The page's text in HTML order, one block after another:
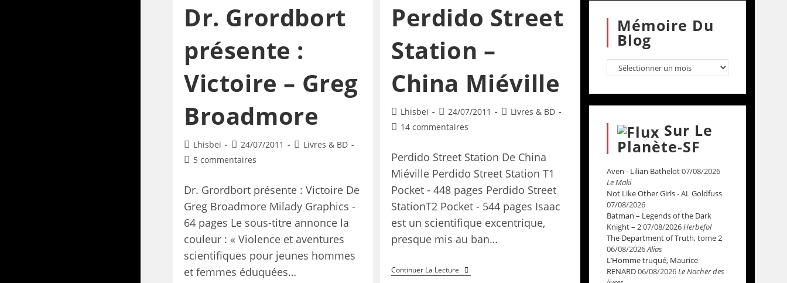
Dr. Grordbort
présente :
Victoire – Greg
Broadmore
Lhisbei 24/07/2011
Livres & BD
5 commentaires
Dr. Grordbort présente : Victoire De
Greg Broadmore Milady Graphics -
64 pages Le sous-titre annonce la
couleur : « Violence et aventures
scientifiques pour jeunes hommes
et femmes éduquées…
Perdido Street
Station –
China Miéville
Lhisbei 24/07/2011
Livres & BD
14 commentaires
Perdido Street Station De China
Miéville Perdido Street Station T1
Pocket - 448 pages Perdido Street
StationT2 Pocket - 544 pages Isaac
est un scientifique excentrique,
presque mis au ban…
Continuer La Lecture
Mémoire Du
Blog
Sur Le
Planète-SF
Aven - Lilian Bathelot07/08/2026
Le Maki
Not Like Other Girls - AL Goldfuss
07/08/2026
Batman – Legends of the Dark
Knight – 207/08/2026Herbefol
The Department of Truth, tome 2
06/08/2026Alias
L’Homme truqué, Maurice
RENARD06/08/2026Le Nocher des